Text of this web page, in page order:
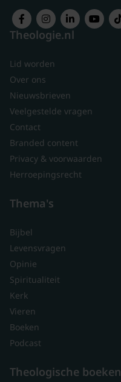
Theologie.nl
Lid worden
Over ons
Nieuwsbrieven
Veelgestelde vragen
Contact
Branded content
Privacy & voorwaarden
Herroepingsrecht
Thema's
Bijbel
Levensvragen
Opinie
Spiritualiteit
Kerk
Vieren
Boeken
Podcast
Theologische boeken